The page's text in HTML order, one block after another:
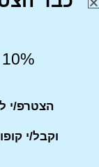
Product
Product
10% הנחה לקניה הראשונה
הצטרפ/י
וקבל/י קופון של 10% הנחה